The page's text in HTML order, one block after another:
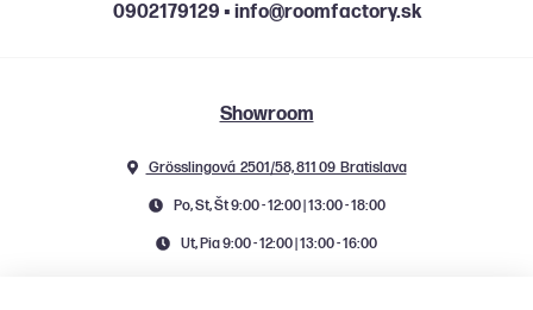
0902179129 ▪ info@roomfactory.sk
Showroom
Grösslingová 2501/58, 811 09 Bratislava
Po, St, Št 9:00 - 12:00 | 13:00 - 18:00
Ut, Pia 9:00 - 12:00 | 13:00 - 16:00